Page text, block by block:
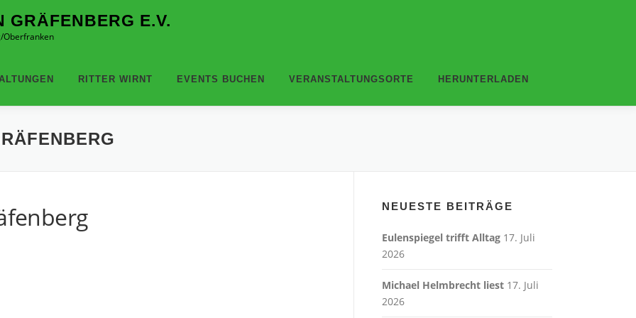
GRÄFENBERG E.V.
Oberfranken
RITTER WIRNT EVENTS BUCHEN VERANSTALTUNGSORTE HERUNTERLADEN
NEUESTE BEITRÄGE
Eulenspiegel trifft Alltag 17. Juli
2026
Michael Helmbrecht liest 17. Juli
2026